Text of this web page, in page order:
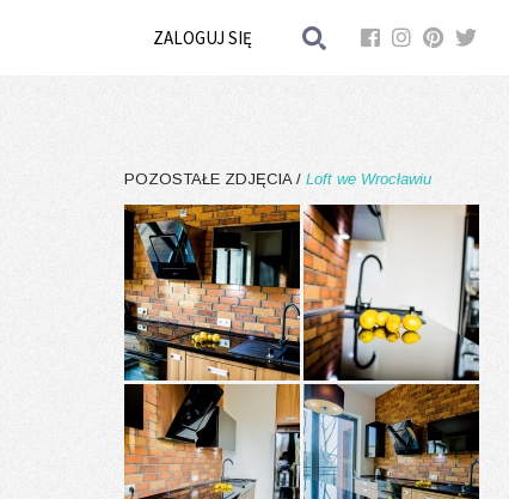
ZALOGUJ SIĘ
POZOSTAŁE ZDJĘCIA / Loft we Wrocławiu